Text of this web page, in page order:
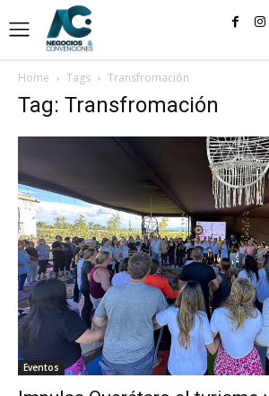
Home Tags Transfromación
Tag: Transfromación
Eventos